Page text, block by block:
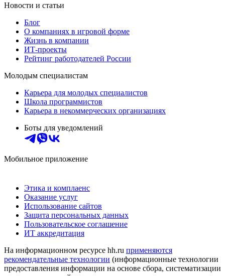
Новости и статьи
Блог
О компаниях в игровой форме
Жизнь в компании
ИТ-проекты
Рейтинг работодателей России
Молодым специалистам
Карьера для молодых специалистов
Школа программистов
Карьера в некоммерческих организациях
Боты для уведомлений
Мобильное приложение
Этика и комплаенс
Оказание услуг
Использование сайтов
Защита персональных данных
Пользовательское соглашение
ИТ аккредитация
На информационном ресурсе hh.ru применяются
рекомендательные технологии (информационные технологии
предоставления информации на основе сбора, систематизации